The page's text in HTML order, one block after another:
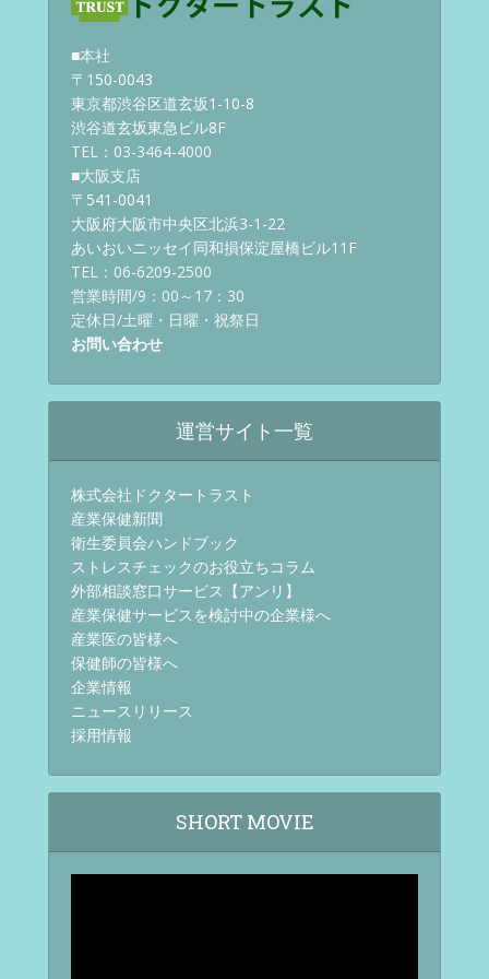
■本社
〒150-0043
東京都渋谷区道玄坂1-10-8
渋谷道玄坂東急ビル8F
TEL：03-3464-4000
■大阪支店
〒541-0041
大阪府大阪市中央区北浜3-1-22
あいおいニッセイ同和損保淀屋橋ビル11F
TEL：06-6209-2500
営業時間/9：00～17：30
定休日/土曜・日曜・祝祭日
お問い合わせ
運営サイト一覧
株式会社ドクタートラスト
産業保健新聞
衛生委員会ハンドブック
ストレスチェックのお役立ちコラム
外部相談窓口サービス【アンリ】
産業保健サービスを検討中の企業様へ
産業医の皆様へ
保健師の皆様へ
企業情報
ニュースリリース
採用情報
SHORT MOVIE